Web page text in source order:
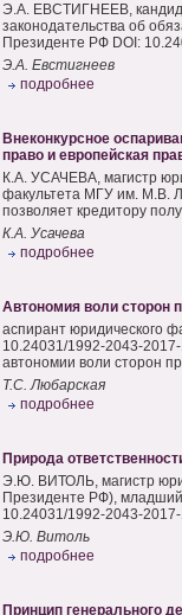
Э.А. ЕВСТИГНЕЕВ,
законодательства об
Президенте РФ DOI:
Э.А. Евстигнеев
подробнее
Внеконкурсное
право и европейская
К.А. УСАЧЕВА, магистр
факультета МГУ им. М.В.
позволяет кредитору
К.А. Усачева
подробнее
Автономия воли сторон
аспирант юридического
10.24031/1992-2043-
автономии воли сторон
Т.С. Любарская
подробнее
Природа
Э.Ю. ВИТОЛЬ, магистр
Президенте РФ),
10.24031/1992-2043-
Э.Ю. Витоль
подробнее
Принцип генерального